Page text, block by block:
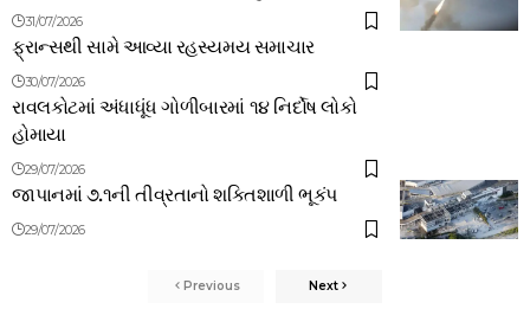
31/07/2026
ફ્રાન્સથી સામે આવ્યા રહસ્યમય સમાચાર
30/07/2026
રાવલકોટમાં અંધાધૂંધ ગોળીબારમાં ૧૪ નિર્દોષ લોકો
હોમાયા
29/07/2026
જાપાનમાં ૭.૧ની તીવ્રતાનો શક્તિશાળી ભૂકંપ
29/07/2026
Previous Next